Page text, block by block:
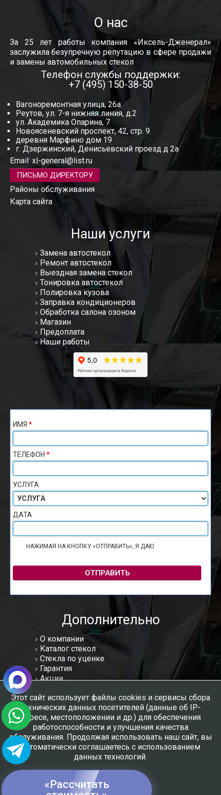
О нас
За 25 лет работы компания «Иксель-Дженерал»
заслужила безупречную репутацию в сфере продажи
и замены автомобильных стекол
Телефон службы поддержки:
+7 (495) 150-38-50
Вагоноремонтная улица, 26а
Реутов, ул. 7-я нижняя линия, д.2
ул. Академика Опарина, 7
Новоясеневский проспект, 42, стр. 9
деревня Марфино дом 19
г. Дзержинский, Денисьевский проезд д 2а
Email: xl-general@list.ru
ПИСЬМО ДИРЕКТОРУ
Районы обслуживания
Карта сайта
Наши услуги
Замена автостекол
Ремонт автостекол
Выездная замена стекол
Тонировка автостекол
Полировка кузова
Заправка кондиционеров
Обработка салона озоном
Магазин
Предоплата
Наши работы
ИМЯ *
ТЕЛЕФОН *
УСЛУГА
ДАТА
НАЖИМАЯ НА КНОПКУ «ОТПРАВИТЬ», Я ДАЮ
ОТПРАВИТЬ
Дополнительно
О компании
Каталог стекол
Стекла по уценке
Гарантия
Акции
Отзывы
Вакансии
Контакты
Мы в соцсетях:
Создание и продвижение сайтов - РНТК-Империя
«Рассчитать
Этот сайт использует файлы cookies и сервисы сбора
технических данных посетителей (данные об IP-
адресе, местоположении и др.) для обеспечения
работоспособности и улучшения качества
обслуживания. Продолжая использовать наш сайт, вы
автоматически соглашаетесь с использованием
данных технологий.
ПОНЯТНО